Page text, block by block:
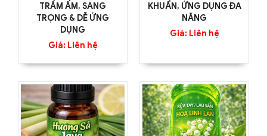
TRẦM ẤM, SANG
TRỌNG & DỄ ỨNG
DỤNG
Giá: Liên hệ
KHUẨN, ỨNG DỤNG ĐA
NĂNG
Giá: Liên hệ